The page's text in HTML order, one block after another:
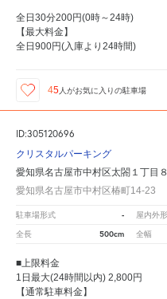
全日30分200円(0時～24時)
【最大料金】
全日900円(入庫より24時間)
45 人がお気に入りの駐車場
ID:305120696
クリスタルパーキング
愛知県名古屋市中村区太閤１丁目
愛知県名古屋市中村区椿町14-23
駐車場形式 - 屋内外
全長 500cm 全幅
■上限料金
1日最大(24時間以内) 2,800円
【通常駐車料金】